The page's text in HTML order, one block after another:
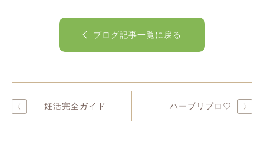
ブログ記事一覧に戻る
妊活完全ガイド ハーブリプロ♡